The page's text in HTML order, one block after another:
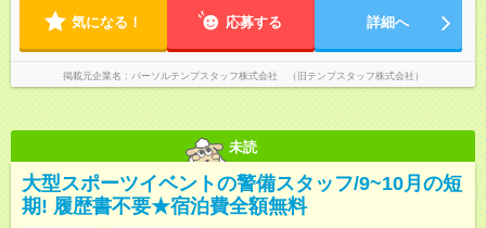
気になる！ 応募する 詳細へ
掲載元企業名 パーソルテンプスタッフ株式会社 （旧テンプスタッフ株式会社）
未読
大型スポーツイベントの警備スタッフ/9~10月の短
期! 履歴書不要★宿泊費全額無料